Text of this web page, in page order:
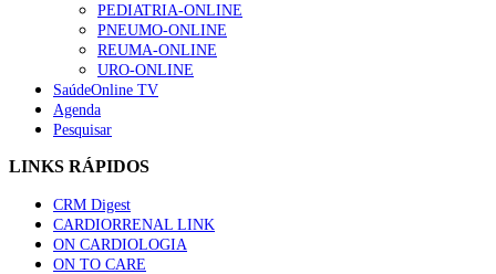
“Os programas de rastreio do cancro do pulmão são
custo-efetivos e representam um investimento
sustentável para os sistemas de saúde”
66 visualizações
Trodelvy aprovado para primeira linha no cancro da
elegíveis para inibidores PD-(L)1
61 visualizações
PEDIATRIA-ONLINE
PNEUMO-ONLINE
REUMA-ONLINE
URO-ONLINE
SaúdeOnline TV
Agenda
Pesquisar
LINKS RÁPIDOS
CRM Digest
CARDIORRENAL LINK
ON CARDIOLOGIA
ON TO CARE